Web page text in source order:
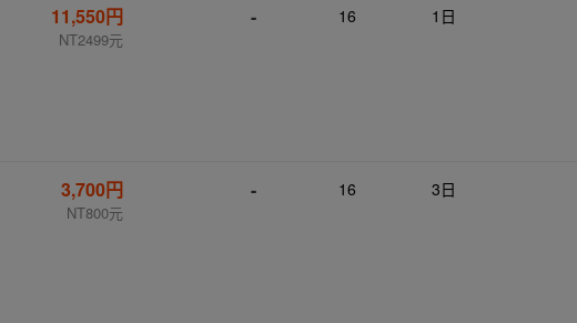
11,550円
NT2499元
- 16 1日
3,700円
NT800元
- 16 3日